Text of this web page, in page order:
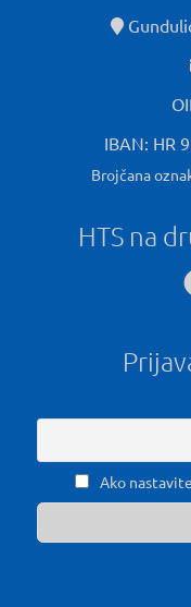
IBAN: HR
Brojčana
HTS na
Ako